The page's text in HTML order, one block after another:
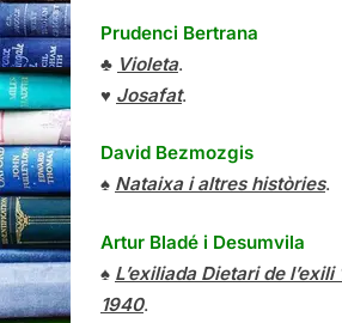
Prudenci Bertrana
♣ Violeta.
♥ Josafat.
David Bezmozgis
♠ Nataixa i altres històries.
Artur Bladé i Desumvila
♠ L’exiliada Dietari de l’exili
1940.